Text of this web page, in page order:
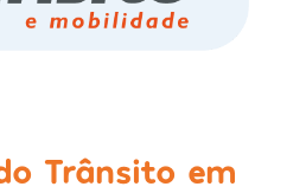
Trânsito em